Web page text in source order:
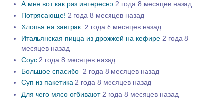
А мне вот как раз интересно 2 года 8 месяцев назад
Потрясающе! 2 года 8 месяцев назад
Хлопья на завтрак 2 года 8 месяцев назад
Итальянская пицца из дрожжей на кефире 2 года 8
месяцев назад
Соус 2 года 8 месяцев назад
Большое спасибо 2 года 8 месяцев назад
Суп из пакетика 2 года 8 месяцев назад
Для чего мясо отбивают 2 года 8 месяцев назад